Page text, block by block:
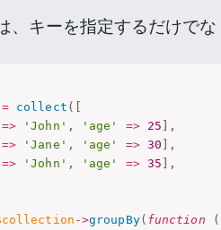
、キーを指定するだけで
= collect ( [
=> 'John' , 'age' => 25 ] ,
=> 'Jane' , 'age' => 30 ] ,
=> 'John' , 'age' => 35 ] ,
->groupBy( function (